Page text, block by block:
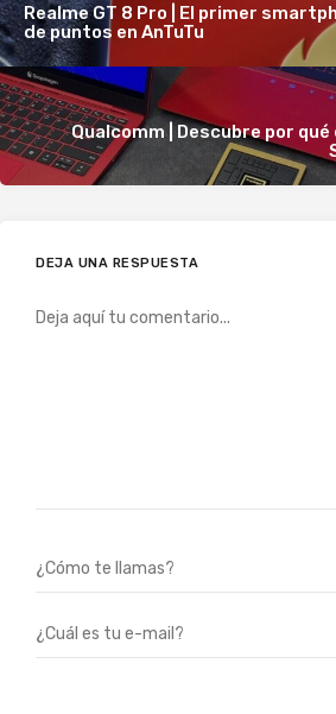
Realme GT 8 Pro | El primer
de puntos en AnTuTu
Qualcomm | Descubre por
DEJA UNA RESPUESTA